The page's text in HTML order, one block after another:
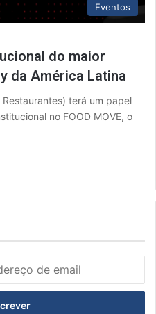
Eventos
do maior
da América Latina
terá um papel
no FOOD MOVE, o